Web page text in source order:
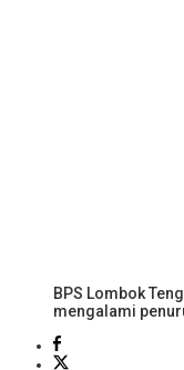
BPS Lombok
mengalami